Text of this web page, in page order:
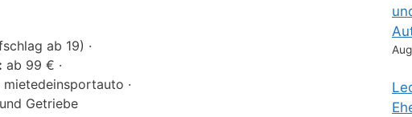
ab 19) ·
ab 99 € ·
mietedeinsportauto ·
Getriebe